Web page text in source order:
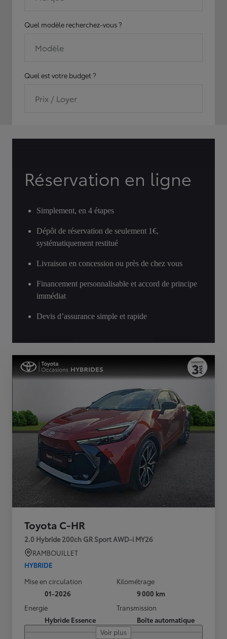
Quel modèle recherchez-vous ?
Modèle
Quel est votre budget ?
Prix / Loyer
Réservation en ligne
Simplement, en 4 étapes
Dépôt de réservation de seulement 1€,
systématiquement restitué
Livraison en concession ou près de chez vous
Financement personnalisable et accord de principe
immédiat
Devis d’assurance simple et rapide
Toyota C-HR
2.0 Hybride 200ch GR Sport AWD-i MY26
RAMBOUILLET
HYBRIDE
Mise en circulation
01-2026
Kilométrage
9 000 km
Energie
Hybride Essence
Transmission
Boîte automatique
Voir plus